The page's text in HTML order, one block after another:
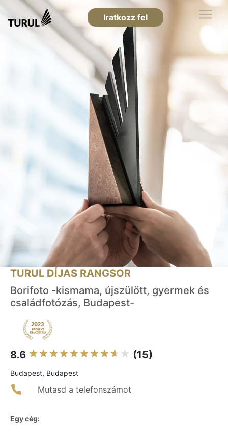
Iratkozz fel
TURUL DÍJAS RANGSOR
Borifoto -kismama, újszülött, gyermek és
családfotózás, Budapest-
8.6 (15)
Budapest, Budapest
Mutasd a telefonszámot
Egy cég: